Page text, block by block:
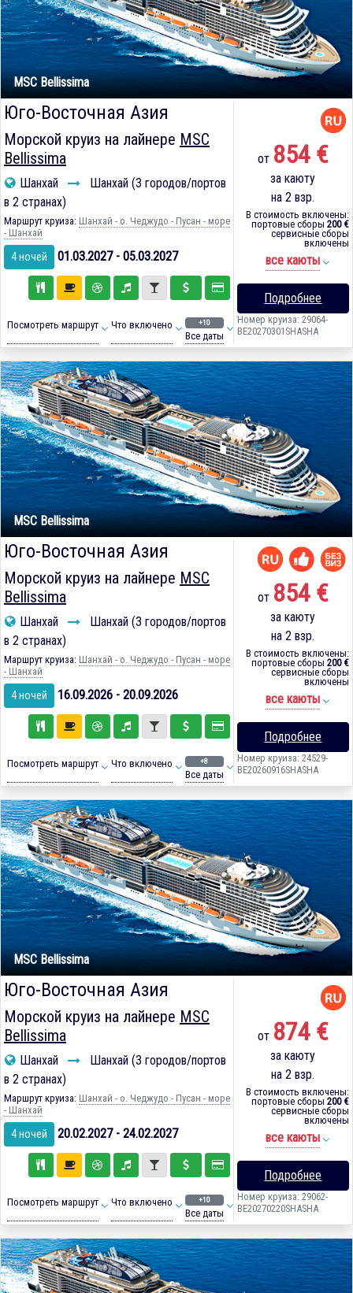
MSC Bellissima
Юго-Восточная Азия
Морской круиз на лайнере MSC
Bellissima
Шанхай
Шанхай (3 городов/портов
в 2 странах)
Маршрут круиза: Шанхай - о. Чеджудо - Пусан - море
- Шанхай
4 ночей 01.03.2027 - 05.03.2027
Посмотреть маршрут Что включено +10
Все даты
от 854 €
за каюту
на 2 взр.
В стоимость включены:
портовые сборы 200 €
сервисные сборы
включены
все каюты
Подробнее
Номер круиза: 29064-
BE20270301SHASHA
MSC Bellissima
Юго-Восточная Азия
Морской круиз на лайнере MSC
Bellissima
Шанхай
Шанхай (3 городов/портов
в 2 странах)
Маршрут круиза: Шанхай - о. Чеджудо - Пусан - море
- Шанхай
4 ночей 16.09.2026 - 20.09.2026
Посмотреть маршрут Что включено +8
Все даты
от 854 €
за каюту
на 2 взр.
В стоимость включены:
портовые сборы 200 €
сервисные сборы
включены
все каюты
Подробнее
Номер круиза: 24529-
BE20260916SHASHA
MSC Bellissima
Юго-Восточная Азия
Морской круиз на лайнере MSC
Bellissima
Шанхай
Шанхай (3 городов/портов
в 2 странах)
Маршрут круиза: Шанхай - о. Чеджудо - Пусан - море
- Шанхай
4 ночей 20.02.2027 - 24.02.2027
Посмотреть маршрут Что включено +10
Все даты
от 874 €
за каюту
на 2 взр.
В стоимость включены:
портовые сборы 200 €
сервисные сборы
включены
все каюты
Подробнее
Номер круиза: 29062-
BE20270220SHASHA